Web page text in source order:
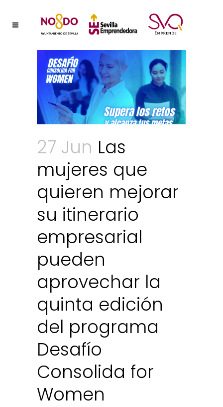
27 Jun Las
mujeres que
quieren mejorar
su itinerario
empresarial
pueden
aprovechar la
quinta edición
del programa
Desafío
Consolida for
Women